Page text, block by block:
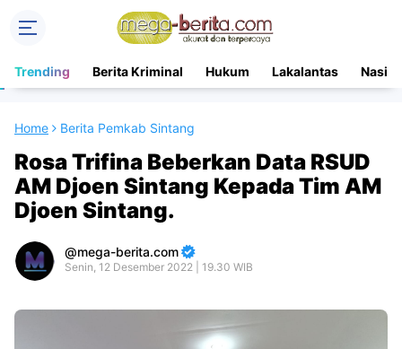
Trending Berita Kriminal Hukum Lakalantas
Home Berita Pemkab Sintang
Rosa Trifina Beberkan Data RSUD
AM Djoen Sintang Kepada Tim AM
Djoen Sintang.
mega-berita.com
Senin, 12 Desember 2022 | 19.30 WIB